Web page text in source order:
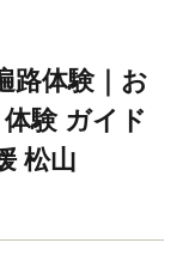
路体験｜お
験 ガイド
松山